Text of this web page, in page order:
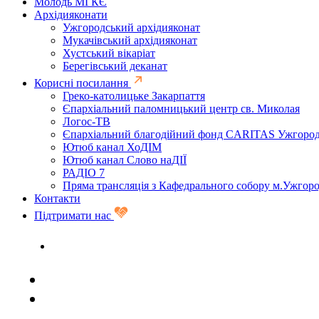
Архідияконати
Ужгородський архідияконат
Мукачівський архідияконат
Хустський вікаріат
Берегівський деканат
Корисні посилання
Греко-католицьке Закарпаття
Єпархіальний паломницький центр св. Миколая
Логос-ТВ
Єпархіальний благодійний фонд CARITAS
Ютюб канал ХоДІМ
Ютюб канал Слово наДІЇ
РАДІО 7
Пряма трансляція з Кафедрального собору
Контакти
Підтримати нас